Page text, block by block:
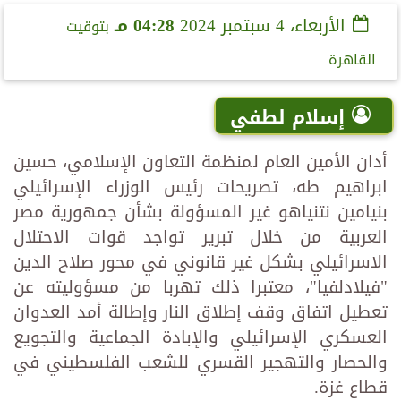
الأربعاء، 4 سبتمبر 2024 04:28 مـ
بتوقيت
القاهرة
إسلام لطفي
أدان الأمين العام لمنظمة التعاون الإسلامي، حسين
ابراهيم طه، تصريحات رئيس الوزراء الإسرائيلي
بنيامين نتنياهو غير المسؤولة بشأن جمهورية مصر
العربية من خلال تبرير تواجد قوات الاحتلال
الاسرائيلي بشكل غير قانوني في محور صلاح الدين
"فيلادلفيا"، معتبرا ذلك تهربا من مسؤوليته عن
تعطيل اتفاق وقف إطلاق النار وإطالة أمد العدوان
العسكري الإسرائيلي والإبادة الجماعية والتجويع
والحصار والتهجير القسري للشعب الفلسطيني في
قطاع غزة.